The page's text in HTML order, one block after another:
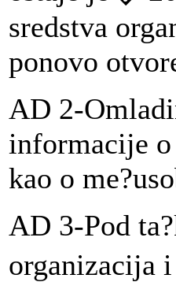
sredstva
ponovo
AD 2-
informacije o
kao o
AD 3-Pod
organizacija